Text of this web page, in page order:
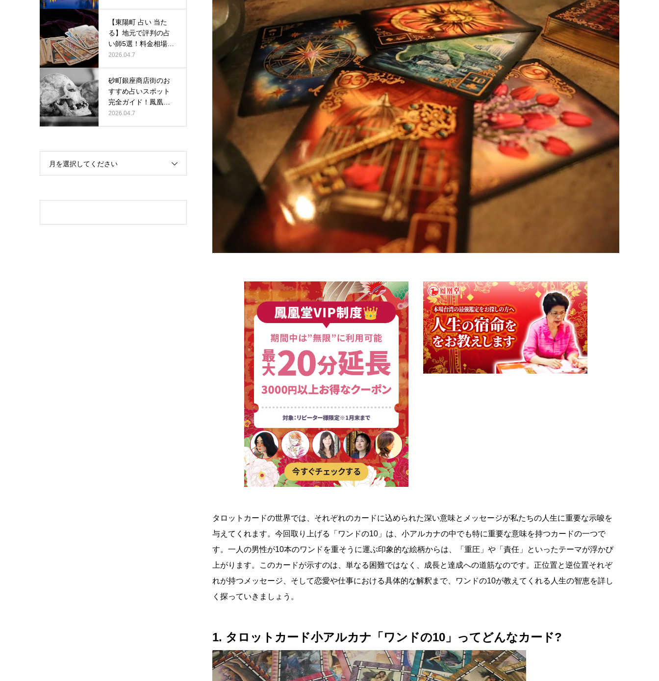
タロットカードの世界では、それぞれのカードに込められた深い意味とメッセージが私たちの人生に重要な示唆を
与えてくれます。今回取り上げる「ワンドの10」は、小アルカナの中でも特に重要な意味を持つカードの一つで
す。一人の男性が10本のワンドを重そうに運ぶ印象的な絵柄からは、「重圧」や「責任」といったテーマが浮かび
上がります。このカードが示すのは、単なる困難ではなく、成長と達成への道筋なのです。正位置と逆位置それぞ
れが持つメッセージ、そして恋愛や仕事における具体的な解釈まで、ワンドの10が教えてくれる人生の智恵を詳し
く探っていきましょう。
1. タロットカード小アルカナ「ワンドの10」ってどんなカード?
【東陽町 占い 当た
る】地元で評判の占
い師5選！料金相場か
ら人気占…
2026.04.7
砂町銀座商店街のお
すすめ占いスポット
完全ガイド！鳳凰堂
で体験できる…
2026.04.7
月を選択してください